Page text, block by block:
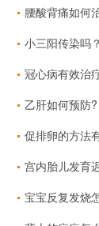
腰酸背痛如何
小三阳传染吗？
冠心病有效治
乙肝如何预防?
促排卵的方法
宫内胎儿发育
宝宝反复发烧